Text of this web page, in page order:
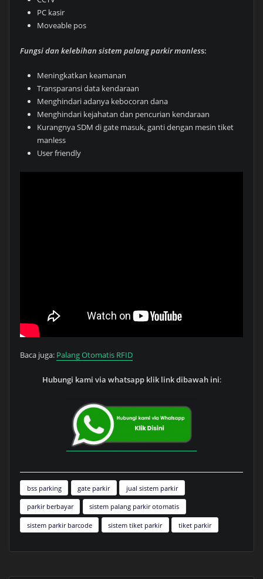
PC kasir
Moveable pos
Fungsi dan kelebihan sistem palang parkir manless:
Meningkatkan keamanan
Transparansi data kendaraan
Menghindari adanya kebocoran dana
Menghindari kejahatan dan pencurian kendaraan
Kurangnya SDM di gate masuk, ganti dengan mesin tiket
manless
User friendly
Baca juga: Palang Otomatis RFID
Hubungi kami via whatsapp klik link dibawah ini:
bss parking gate parkir jual sistem parkir
parkir berbayar sistem palang parkir otomatis
sistem parkir barcode sistem tiket parkir tiket parkir